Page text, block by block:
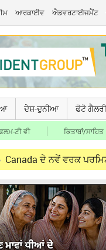
ਆਰਕਾਈਵ ਐਡਵਰਟਾਈਜਮੈਂਟ
ਦੇਸ਼-ਦੁਨੀਆ ਫੋਟੋ ਗੈਲਰੀ
ਟੀ ਵੀ ਕਿਤਾਬਾਂ/ਸਾਹਿਤ
ਵਰਕ ਪਰਮਿਟ ਨਿਯਮਾਂ